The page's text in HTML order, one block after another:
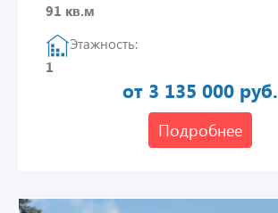
91 кв.м
Этажность:
1
от 3 135 000 руб.
Подробнее